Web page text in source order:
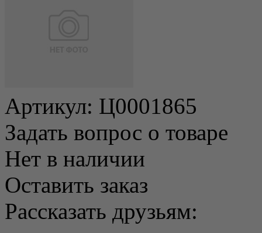
Артикул: Ц0001865
Задать вопрос о товаре
Нет в наличии
Оставить заказ
Рассказать друзьям: